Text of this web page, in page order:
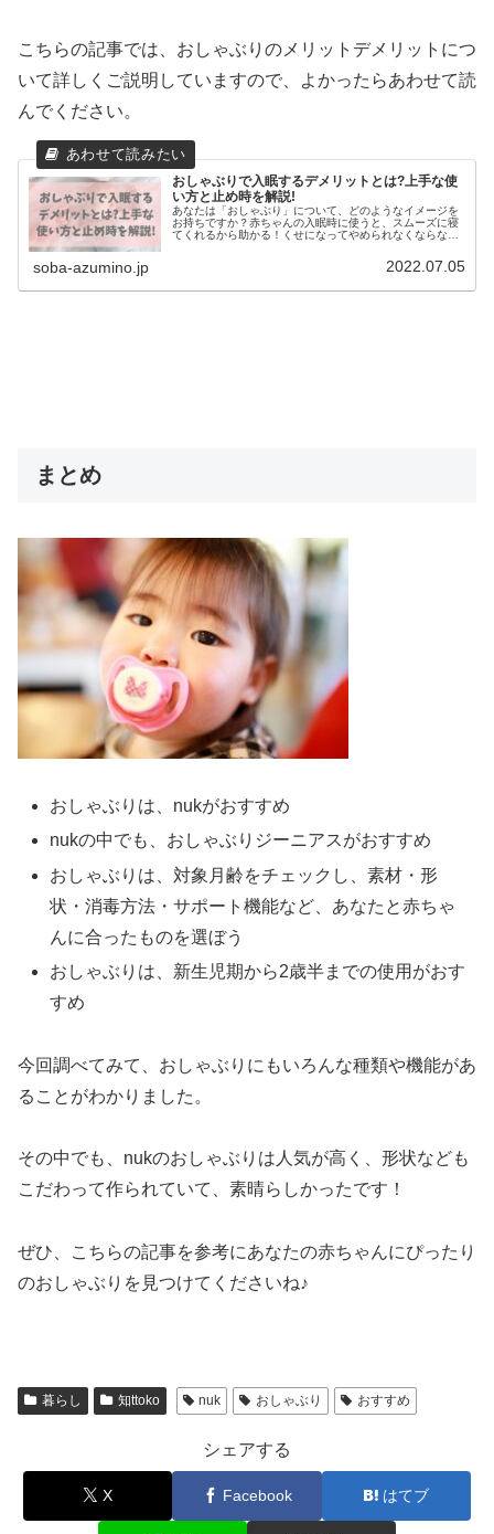
こちらの記事では、おしゃぶりのメリットデメリットにつ
いて詳しくご説明していますので、よかったらあわせて読
んでください。
おしゃぶりで入眠するデメリットとは?上手な使
い方と止め時を解説!
あなたは「おしゃぶり」について、どのようなイメージを
お持ちですか？赤ちゃんの入眠時に使うと、スムーズに寝
てくれるから助かる！くせになってやめられなくならない
soba-azumino.jp 2022.07.05
まとめ
おしゃぶりは、nukがおすすめ
nukの中でも、おしゃぶりジーニアスがおすすめ
おしゃぶりは、対象月齢をチェックし、素材・形
状・消毒方法・サポート機能など、あなたと赤ちゃ
んに合ったものを選ぼう
おしゃぶりは、新生児期から2歳半までの使用がおす
すめ
今回調べてみて、おしゃぶりにもいろんな種類や機能があ
ることがわかりました。
その中でも、nukのおしゃぶりは人気が高く、形状なども
こだわって作られていて、素晴らしかったです！
ぜひ、こちらの記事を参考にあなたの赤ちゃんにぴったり
のおしゃぶりを見つけてくださいね♪
暮らし 知ttoko nuk おしゃぶり おすすめ
シェアする
X Facebook はてブ